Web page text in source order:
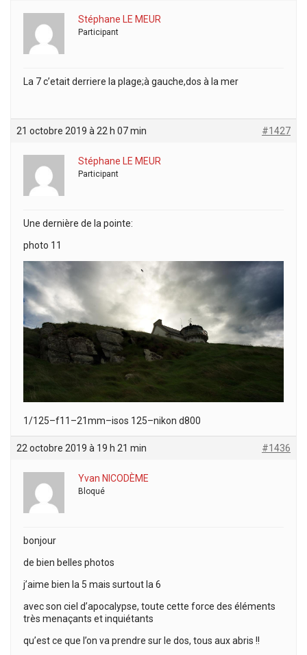
Stéphane LE MEUR
Participant
La 7 c’etait derriere la plage;à gauche,dos à la mer
21 octobre 2019 à 22 h 07 min #1427
Stéphane LE MEUR
Participant
Une dernière de la pointe:
photo 11
1/125–f11–21mm–isos 125–nikon d800
22 octobre 2019 à 19 h 21 min #1436
Yvan NICODÈME
Bloqué
bonjour
de bien belles photos
j’aime bien la 5 mais surtout la 6
avec son ciel d’apocalypse, toute cette force des éléments
très menaçants et inquiétants
qu’est ce que l’on va prendre sur le dos, tous aux abris !!